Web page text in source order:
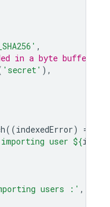
,
in a byte buffer.
'secret' ),
((indexedError) =
user ${
users :' ,